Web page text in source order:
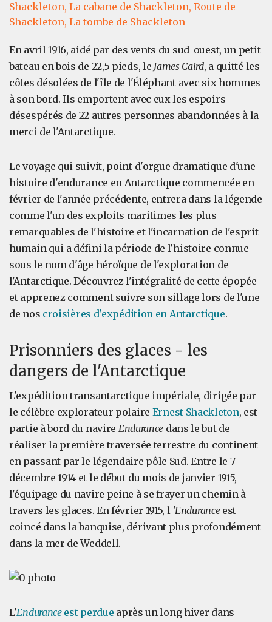
Shackleton, La cabane de Shackleton, Route de
Shackleton, La tombe de Shackleton
En avril 1916, aidé par des vents du sud-ouest, un petit
bateau en bois de 22,5 pieds, le James Caird, a quitté les
côtes désolées de l'île de l'Éléphant avec six hommes
à son bord. Ils emportent avec eux les espoirs
désespérés de 22 autres personnes abandonnées à la
merci de l'Antarctique.
Le voyage qui suivit, point d'orgue dramatique d'une
histoire d'endurance en Antarctique commencée en
février de l'année précédente, entrera dans la légende
comme l'un des exploits maritimes les plus
remarquables de l'histoire et l'incarnation de l'esprit
humain qui a défini la période de l'histoire connue
sous le nom d'âge héroïque de l'exploration de
l'Antarctique. Découvrez l'intégralité de cette épopée
et apprenez comment suivre son sillage lors de l'une
de nos croisières d'expédition en Antarctique.
Prisonniers des glaces - les
dangers de l'Antarctique
L'expédition transantarctique impériale, dirigée par
le célèbre explorateur polaire Ernest Shackleton, est
partie à bord du navire Endurance dans le but de
réaliser la première traversée terrestre du continent
en passant par le légendaire pôle Sud. Entre le 7
décembre 1914 et le début du mois de janvier 1915,
l'équipage du navire peine à se frayer un chemin à
travers les glaces. En février 1915, l 'Enduranceest
coincé dans la banquise, dérivant plus profondément
dans la mer de Weddell.
L'Enduranceest perdue après un long hiver dans